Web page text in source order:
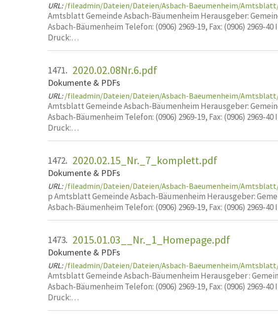
URL: /fileadmin/Dateien/Dateien/Asbach-Baeumenheim/Amtsblatt/
Amtsblatt Gemeinde Asbach-Bäumenheim Herausgeber:
Asbach-Bäumenheim Telefon: (0906) 2969-19, Fax: (0906) 2969-
Druck:…
1471. 2020.02.08Nr.6.pdf
Dokumente & PDFs
URL: /fileadmin/Dateien/Dateien/Asbach-Baeumenheim/Amtsblatt/
Amtsblatt Gemeinde Asbach-Bäumenheim Herausgeber:
Asbach-Bäumenheim Telefon: (0906) 2969-19, Fax: (0906) 2969-
Druck:…
1472. 2020.02.15_Nr._7_komplett.pdf
Dokumente & PDFs
URL: /fileadmin/Dateien/Dateien/Asbach-Baeumenheim/
p Amtsblatt Gemeinde Asbach-Bäumenheim Herausgeber:
Asbach-Bäumenheim Telefon: (0906) 2969-19, Fax: (0906)
1473. 2015.01.03__Nr._1_Homepage.pdf
Dokumente & PDFs
URL: /fileadmin/Dateien/Dateien/Asbach-Baeumenheim/Amtsblatt/
Amtsblatt Gemeinde Asbach-Bäumenheim Herausgeber :
Asbach-Bäumenheim Telefon: (0906) 2969-19, Fax: (0906) 2969-
Druck:…